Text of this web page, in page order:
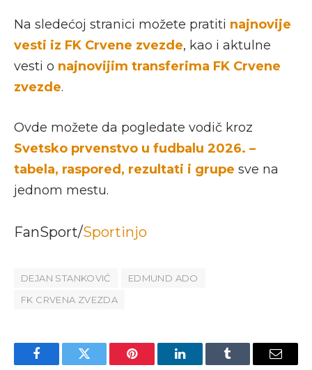
Na sledećoj stranici možete pratiti najnovije
vesti iz FK Crvene zvezde, kao i aktulne
vesti o najnovijim transferima FK Crvene
zvezde.
Ovde možete da pogledate vodič kroz
Svetsko prvenstvo u fudbalu 2026. –
tabela, raspored, rezultati i grupe sve na
jednom mestu.
FanSport/Sportinjo
DEJAN STANKOVIĆ
EDMUND ADO
FK CRVENA ZVEZDA
FacebookTwitter Pinterest LinkedInTumblr Email